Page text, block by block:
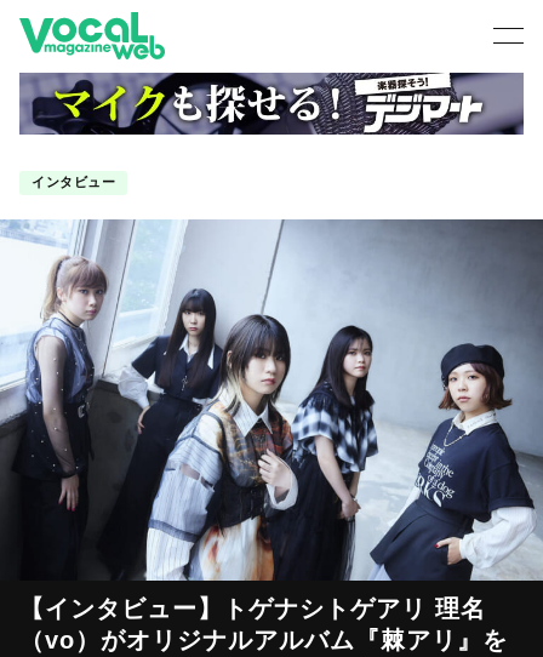
インタビュー
【インタビュー】トゲナシトゲアリ 理名
（vo）がオリジナルアルバム『棘アリ』を